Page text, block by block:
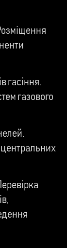
гасіння.
газового